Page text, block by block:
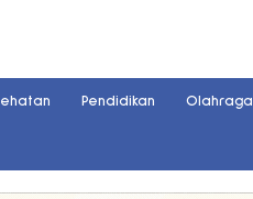
Pendidikan Olahraga